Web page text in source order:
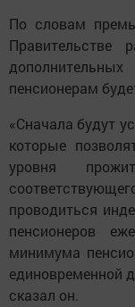
По словам
Правительстве
пенсионерам
«Сначала будут
которые
уровня
проводиться
пенсионеров
минимума
единовременной
сказал он.